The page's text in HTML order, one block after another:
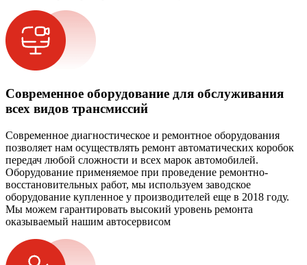
Современное оборудование для обслуживания
всех видов трансмиссий
Современное диагностическое и ремонтное оборудования
позволяет нам осуществлять ремонт автоматических коробок
передач любой сложности и всех марок автомобилей.
Оборудование применяемое при проведение ремонтно-
восстановительных работ, мы используем заводское
оборудование купленное у производителей еще в 2018 году.
Мы можем гарантировать высокий уровень ремонта
оказываемый нашим автосервисом